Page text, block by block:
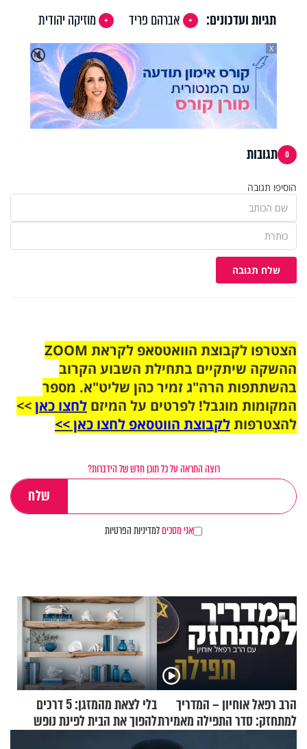
תגיות ועדכונים: אברהם פריד
מוזיקה יהודית
🔇
X
0 תגובות
הוסיפו תגובה
שלח תגובה
הצטרפו לקבוצת הוואטסאפ לקראת ZOOM
ההשקה שיתקיים בתחילת השבוע הקרוב
בהשתתפות הרה"ג זמיר כהן שליט"א. מספר
המקומות מוגבל! לפרטים על המיזם לחצו כאן>>
להצטרפותלקבוצת הווטסאפ לחצו כאן >>
רוצה התראה על כל תוכן חדש של הידברות?
אני מסכיםלמדיניות הפרטיות
הרב רפאל אוחיון – המדריך
למתחזק: סדר התפילה מאמירת
בלי לצאת מהמזגן: 5 דרכים
להפוך את הבית לפינת נופש
מעוצבת